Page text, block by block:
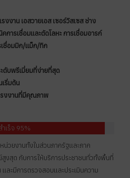
งาน เอสวายเอส เซอร์วิสเซส ช่าง
ารเชื่อมเเละตัดโลหะ การเชื่อมอารก์
ชื่อมมิก/เเม็ก/ทิก
ดับพรีเมี่ยมที่ง่ายที่สุด
ริ่มต้น
รงงานที่มีคุณภาพ
ำเร็จ 95%
น่วยงานทั้งในส่วนภาครัฐและภาค
สูงสุด กับการให้บริการประชาชนทั่วทั้งพื้นที่
ละมีการตรวจสอบและประเมินความ